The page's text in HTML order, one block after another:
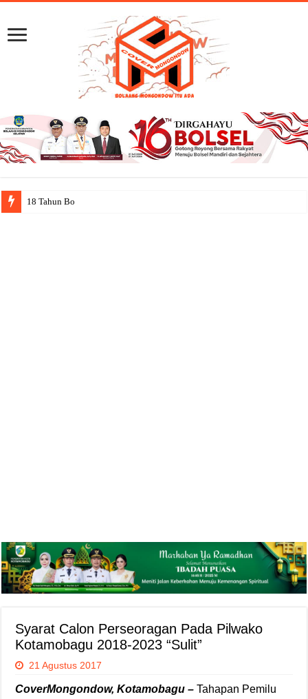
18 Tahun Bolsel: Jejak Ca
Syarat Calon Perseoragan Pada Pilwako
Kotamobagu 2018-2023 “Sulit”
21 Agustus 2017
CoverMongondow, Kotamobagu – Tahapan Pemilu